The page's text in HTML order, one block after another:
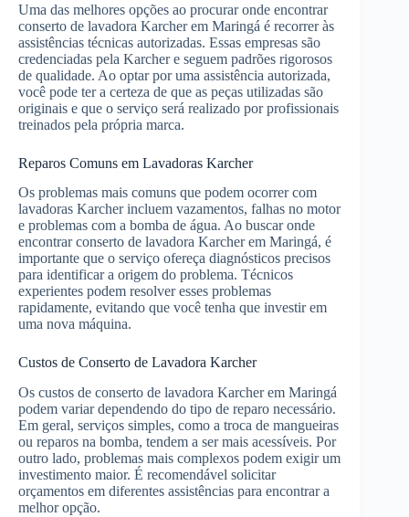
Uma das melhores opções ao procurar onde encontrar
conserto de lavadora Karcher em Maringá é recorrer às
assistências técnicas autorizadas. Essas empresas são
credenciadas pela Karcher e seguem padrões rigorosos
de qualidade. Ao optar por uma assistência autorizada,
você pode ter a certeza de que as peças utilizadas são
originais e que o serviço será realizado por profissionais
treinados pela própria marca.
Reparos Comuns em Lavadoras Karcher
Os problemas mais comuns que podem ocorrer com
lavadoras Karcher incluem vazamentos, falhas no motor
e problemas com a bomba de água. Ao buscar onde
encontrar conserto de lavadora Karcher em Maringá, é
importante que o serviço ofereça diagnósticos precisos
para identificar a origem do problema. Técnicos
experientes podem resolver esses problemas
rapidamente, evitando que você tenha que investir em
uma nova máquina.
Custos de Conserto de Lavadora Karcher
Os custos de conserto de lavadora Karcher em Maringá
podem variar dependendo do tipo de reparo necessário.
Em geral, serviços simples, como a troca de mangueiras
ou reparos na bomba, tendem a ser mais acessíveis. Por
outro lado, problemas mais complexos podem exigir um
investimento maior. É recomendável solicitar
orçamentos em diferentes assistências para encontrar a
melhor opção.